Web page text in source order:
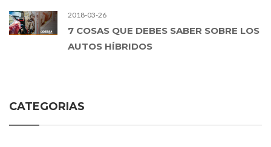
2018-03-26
7 COSAS QUE DEBES SABER SOBRE LOS
AUTOS HÍBRIDOS
CATEGORIAS